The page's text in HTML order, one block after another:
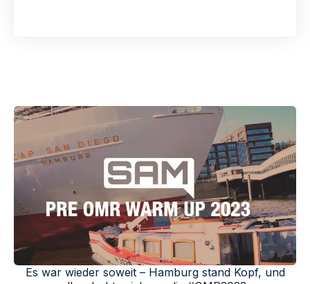
Es war wieder soweit – Hamburg stand Kopf, und